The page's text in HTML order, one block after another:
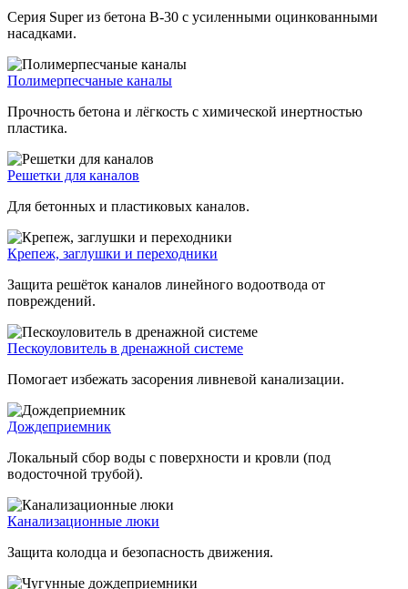
Серия Super из бетона В-30 с усиленными оцинкованными
насадками.
Полимерпесчаные каналы
Прочность бетона и лёгкость с химической инертностью
пластика.
Решетки для каналов
Для бетонных и пластиковых каналов.
Крепеж, заглушки и переходники
Защита решёток каналов линейного водоотвода от
повреждений.
Пескоуловитель в дренажной системе
Помогает избежать засорения ливневой канализации.
Дождеприемник
Локальный сбор воды с поверхности и кровли (под
водосточной трубой).
Канализационные люки
Защита колодца и безопасность движения.